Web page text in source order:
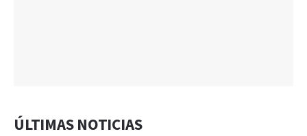
ÚLTIMAS NOTICIAS